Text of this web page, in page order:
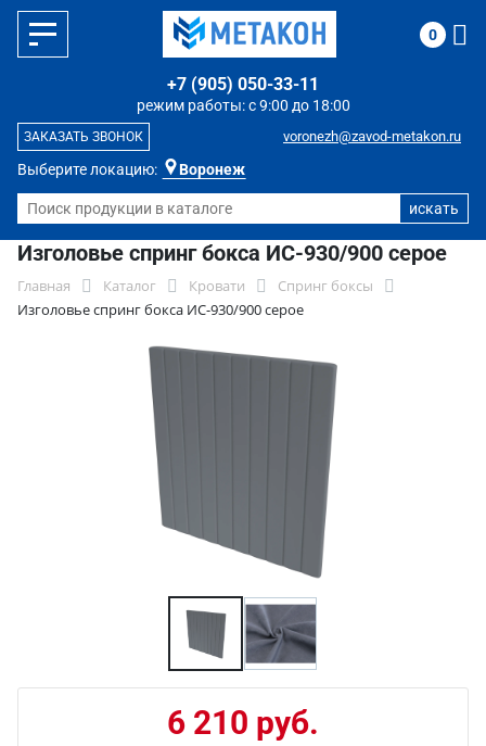
Выберите локацию: Воронеж
режим работы: с 9:00 до 18:00
+7 (905) 050-33-11
voronezh@zavod-metakon.ru
ЗАКАЗАТЬ ЗВОНОК
0
Изголовье спринг бокса ИС-930/900 серое
Главная Каталог Кровати
Спринг боксы
Изголовье спринг бокса ИС-930/900 серое
6 210 руб.